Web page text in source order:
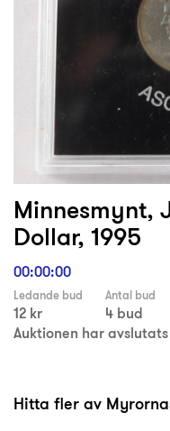
Minnesmynt,
Dollar, 1995
00:00:00
Ledande bud
12 kr
Antal bud
4 bud
Auktionen har avslutats
Hitta fler av